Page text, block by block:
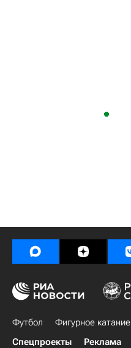
Футбол Фигурное катание
Спецпроекты
Реклама